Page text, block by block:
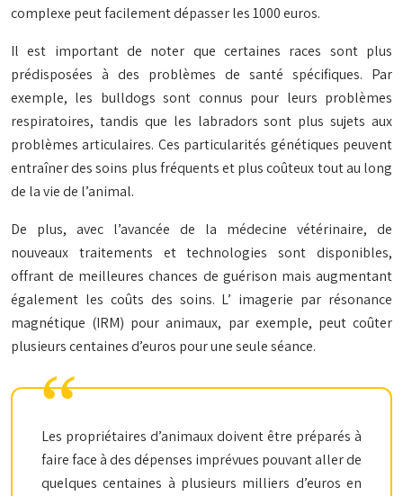
complexe peut facilement dépasser les 1000 euros.
Il est important de noter que certaines races sont plus
prédisposées à des problèmes de santé spécifiques. Par
exemple, les bulldogs sont connus pour leurs problèmes
respiratoires, tandis que les labradors sont plus sujets aux
problèmes articulaires. Ces particularités génétiques peuvent
entraîner des soins plus fréquents et plus coûteux tout au long
de la vie de l’animal.
De plus, avec l’avancée de la médecine vétérinaire, de
nouveaux traitements et technologies sont disponibles,
offrant de meilleures chances de guérison mais augmentant
également les coûts des soins. L’ imagerie par résonance
magnétique (IRM) pour animaux, par exemple, peut coûter
plusieurs centaines d’euros pour une seule séance.
Les propriétaires d’animaux doivent être préparés à
faire face à des dépenses imprévues pouvant aller de
quelques centaines à plusieurs milliers d’euros en